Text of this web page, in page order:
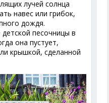
лучей солнца
навес или грибок,
дождя.
песочницы в
она пустует,
крышкой, сделанной